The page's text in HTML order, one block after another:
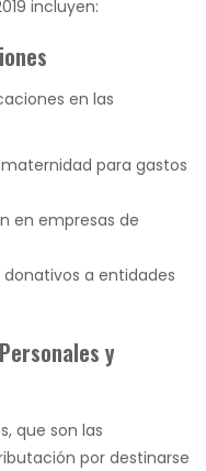
incluyen:
en las
para gastos
en empresas de
a entidades
y
que son las
por destinarse